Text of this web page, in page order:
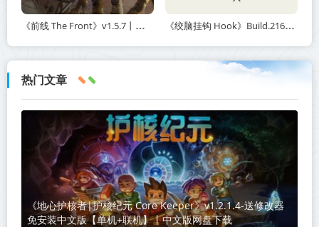
《前线 The Front》v1.5.7丨中文版网盘下载 《绞脑挂钩 Hook》Build.21678887-免安装中文版丨中文版网盘下载
热门文章
《地心护核者|护核纪元 Core Keeper》v1.2.1.4-送修改器
免安装中文版【单机+联机】丨中文版网盘下载